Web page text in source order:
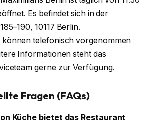
Es befindet sich in der
10117 Berlin.
können telefonisch vorgenommen
Informationen steht das
gerne zur Verfügung.
Fragen (FAQs)
Küche bietet das Restaurant